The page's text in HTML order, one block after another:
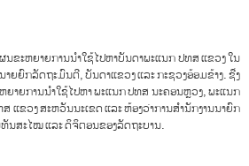
ນຂະຫຍາຍການນຳໃຊ້ໄປຫາບັນດາພະແນກ ປທສ ແຂວງ ໃນ
ຍຍົກລັດຖະມົນຕີ, ບັນດາແຂວງ ແລະ ກະຊວງອ້ອມຂ້າງ. ຊື່ງ
ຍາຍການນຳໃຊ້ໄປຫາ ພະແນກ ປທສ ນະຄອນຫຼວງ, ພະແນກ
ແຂວງ ສະຫວັນນະເຂດ ແລະ ຫ້ອງວ່າການສຳນັກງານນາຍົກ
ສະໄໝ ແລະ ດິຈິຕອນຂອງລັດຖະບານ.